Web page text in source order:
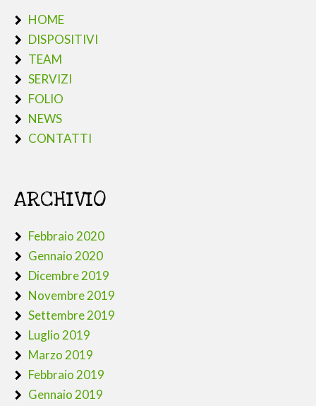
HOME
DISPOSITIVI
TEAM
SERVIZI
FOLIO
NEWS
CONTATTI
ARCHIVIO
Febbraio 2020
Gennaio 2020
Dicembre 2019
Novembre 2019
Settembre 2019
Luglio 2019
Marzo 2019
Febbraio 2019
Gennaio 2019